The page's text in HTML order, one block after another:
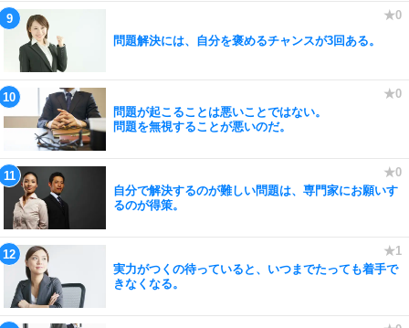
問題解決には、自分を褒めるチャンスが3回ある。
問題が起こることは悪いことではない。
問題を無視することが悪いのだ。
自分で解決するのが難しい問題は、専門家にお願いす
るのが得策。
実力がつくの待っていると、いつまでたっても着手で
きなくなる。